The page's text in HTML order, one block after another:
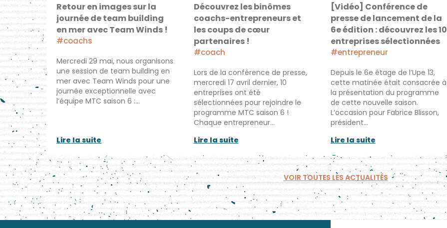
Retour en images sur la
journée de team building
en mer avec Team Winds !
#coachs
Mercredi 29 mai, nous organisons
une session de team building en
mer avec Team Winds pour une
journée exceptionnelle avec
l’équipe MTC saison 6 :…
Lire la suite
Découvrez les binômes
coachs-entrepreneurs et
les coups de cœur
partenaires !
#coach
Lors de la conférence de presse,
mercredi 17 avril dernier, 10
entreprises ont été
sélectionnées pour rejoindre le
programme MTC saison 6 !
Chaque entrepreneur…
Lire la suite
[Vidéo] Conférence de
presse de lancement de la
6e édition : découvrez les 10
entreprises sélectionnées
#entrepreneur
Depuis le 6e étage de l’Upe 13,
cette matinée était consacrée à
la présentation du programme
de cette nouvelle saison.
L’occasion pour Fabrice Blisson,
président…
Lire la suite
VOIR TOUTES LES ACTUALITÉS